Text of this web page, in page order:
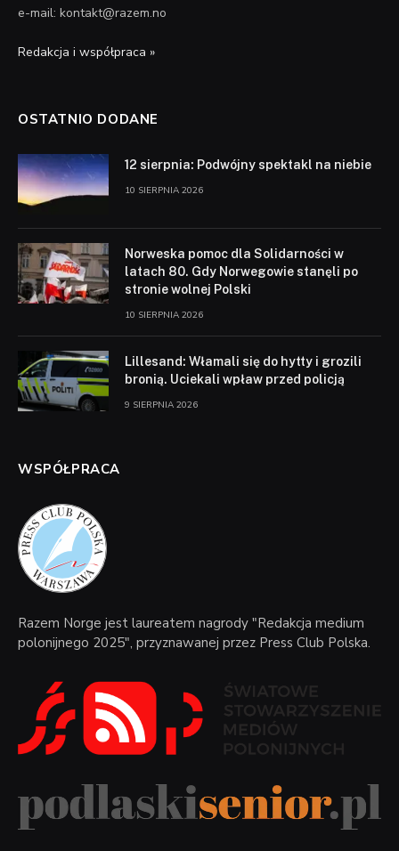
e-mail: kontakt@razem.no
Redakcja i współpraca »
OSTATNIO DODANE
12 sierpnia: Podwójny spektakl na niebie
10 SIERPNIA 2026
Norweska pomoc dla Solidarności w
latach 80. Gdy Norwegowie stanęli po
stronie wolnej Polski
10 SIERPNIA 2026
Lillesand: Włamali się do hytty i grozili
bronią. Uciekali wpław przed policją
9 SIERPNIA 2026
WSPÓŁPRACA
Razem Norge jest laureatem nagrody "Redakcja medium
polonijnego 2025", przyznawanej przez Press Club Polska.